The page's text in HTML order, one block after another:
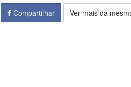
Compartilhar
Ver mais da